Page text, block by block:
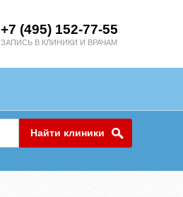
+7 (495) 152-77-55
ЗАПИСЬ В КЛИНИКИ И ВРАЧАМ
Найти клиники